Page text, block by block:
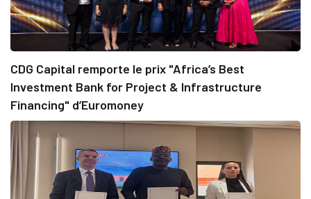
CDG Capital remporte le prix "Africa’s Best
Investment Bank for Project & Infrastructure
Financing" d’Euromoney